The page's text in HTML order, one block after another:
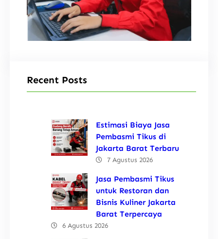
Recent Posts
Estimasi Biaya Jasa
Pembasmi Tikus di
Jakarta Barat Terbaru
7 Agustus 2026
Jasa Pembasmi Tikus
untuk Restoran dan
Bisnis Kuliner Jakarta
Barat Terpercaya
6 Agustus 2026